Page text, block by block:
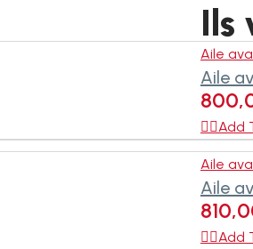
Ils
Aile
Aile
Add
Aile
Aile
Add